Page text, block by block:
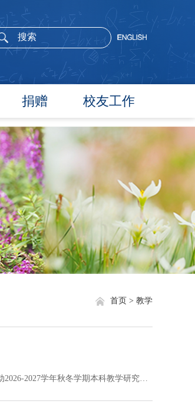
捐赠 校友工作
校友新闻
校友风采
校友名录
关于我们
教学
首页 >
各位主讲教师、同学：为切实保障课程教学质量，同时鼓励高质量教学改革，现启动2026-2027学年秋冬学期本科教学研究生助教岗位申请工作。具体事项通知如下：一、助教岗位职责及设置原则助教是学校教学工作的重要辅助力量，其工作职责包括但不限于随堂听课、组织讨论课或习题课、课堂管理或指导、课外辅导与答疑、批改作业或实验报告、参与教学准备与考核、在线课程建设、课程网站建设、教学信息收集与分析等教学辅助工作。助教申请...